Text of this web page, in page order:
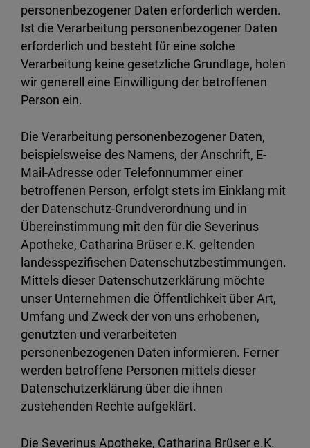
personenbezogener Daten erforderlich werden.
Ist die Verarbeitung personenbezogener Daten
erforderlich und besteht für eine solche
Verarbeitung keine gesetzliche Grundlage, holen
wir generell eine Einwilligung der betroffenen
Person ein.
Die Verarbeitung personenbezogener Daten,
beispielsweise des Namens, der Anschrift, E-
Mail-Adresse oder Telefonnummer einer
betroffenen Person, erfolgt stets im Einklang mit
der Datenschutz-Grundverordnung und in
Übereinstimmung mit den für die Severinus
Apotheke, Catharina Brüser e.K. geltenden
landesspezifischen Datenschutzbestimmungen.
Mittels dieser Datenschutzerklärung möchte
unser Unternehmen die Öffentlichkeit über Art,
Umfang und Zweck der von uns erhobenen,
genutzten und verarbeiteten
personenbezogenen Daten informieren. Ferner
werden betroffene Personen mittels dieser
Datenschutzerklärung über die ihnen
zustehenden Rechte aufgeklärt.
Die Severinus Apotheke, Catharina Brüser e.K.